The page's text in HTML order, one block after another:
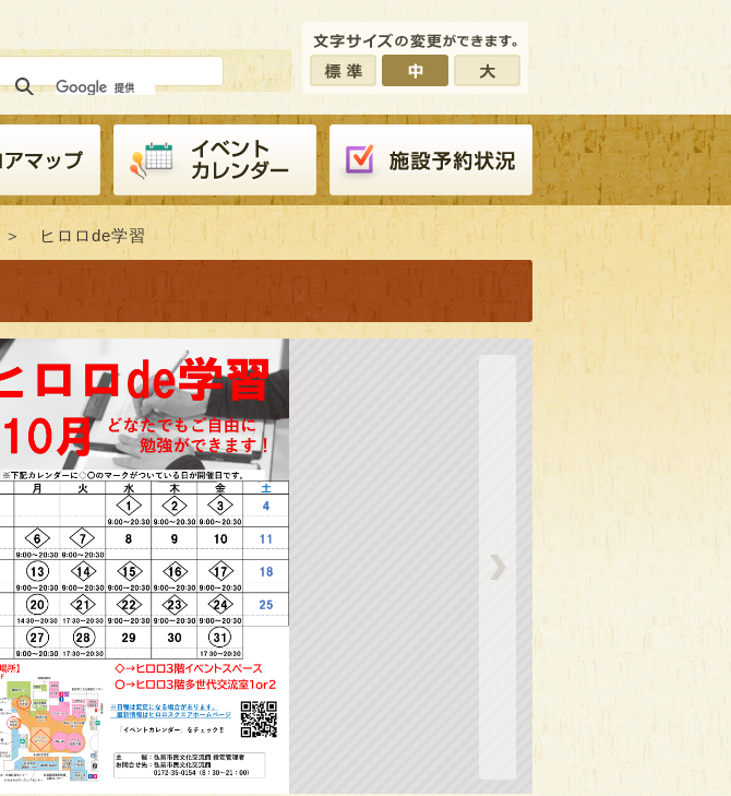
ヒロロde学習
の居場所
ろ…
ヒロロでQOL健診（随時
開催）
時間：10:00～15:00